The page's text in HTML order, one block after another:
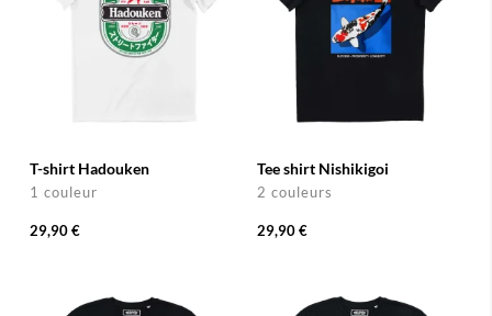
T-shirt Hadouken
1 couleur
29,90 €
Tee shirt Nishikigoi
2 couleurs
29,90 €